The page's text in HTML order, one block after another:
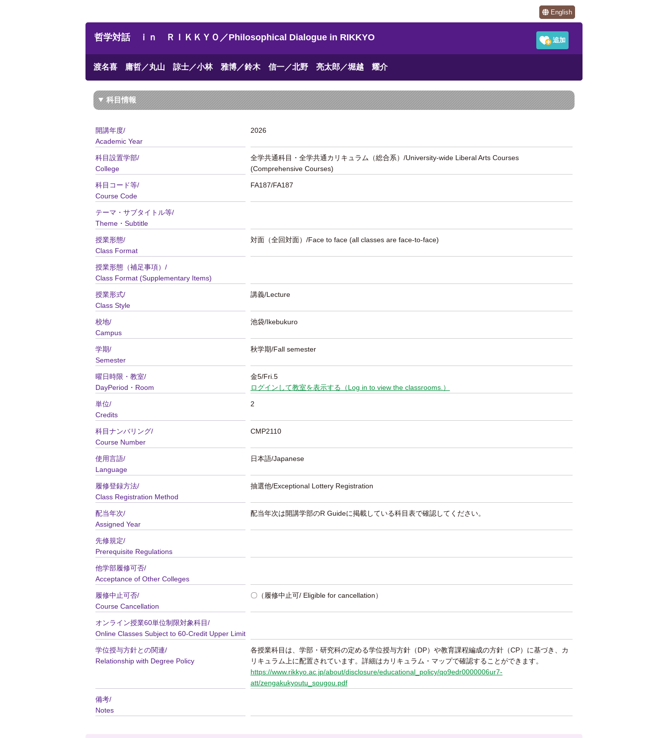
English
哲学対話 ｉｎ ＲＩＫＫＹＯ／Philosophical Dialogue in RIKKYO
渡名喜 庸哲／丸山 諒士／小林 雅博／鈴木 信一／北野 亮太郎／堀越 耀介
科目情報
開講年度/
Academic Year
2026
科目設置学部/
College
全学共通科目・全学共通カリキュラム（総合系）/University-wide Liberal Arts Courses
(Comprehensive Courses)
科目コード等/
Course Code
FA187/FA187
テーマ・サブタイトル等/
Theme・Subtitle
授業形態/
Class Format
対面（全回対面）/Face to face (all classes are face-to-face)
授業形態（補足事項）/
Class Format (Supplementary Items)
授業形式/
Class Style
講義/Lecture
校地/
Campus
池袋/Ikebukuro
学期/
Semester
秋学期/Fall semester
曜日時限・教室/
DayPeriod・Room
金5/Fri.5
ログインして教室を表示する（Log in to view the classrooms.）
単位/
Credits
2
科目ナンバリング/
Course Number
CMP2110
使用言語/
Language
日本語/Japanese
履修登録方法/
Class Registration Method
抽選他/Exceptional Lottery Registration
配当年次/
Assigned Year
配当年次は開講学部のR Guideに掲載している科目表で確認してください。
先修規定/
Prerequisite Regulations
他学部履修可否/
Acceptance of Other Colleges
履修中止可否/
Course Cancellation
〇（履修中止可/ Eligible for cancellation）
オンライン授業60単位制限対象科目/
Online Classes Subject to 60-Credit Upper Limit
学位授与方針との関連/
Relationship with Degree Policy
各授業科目は、学部・研究科の定める学位授与方針（DP）や教育課程編成の方針（CP）に基づき、カ
リキュラム上に配置されています。詳細はカリキュラム・マップで確認することができます。
https://www.rikkyo.ac.jp/about/disclosure/educational_policy/qo9edr0000006ur7-
att/zengakukyoutu_sougou.pdf
備考/
Notes